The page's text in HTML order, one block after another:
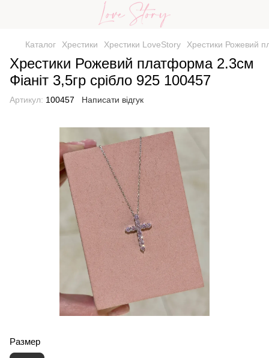
Каталог Хрестики Хрестики LoveStory Хрестики Рожевий
Хрестики Рожевий платформа 2.3см
Фіаніт 3,5гр срібло 925 100457
Артикул: 100457 Написати відгук
Размер